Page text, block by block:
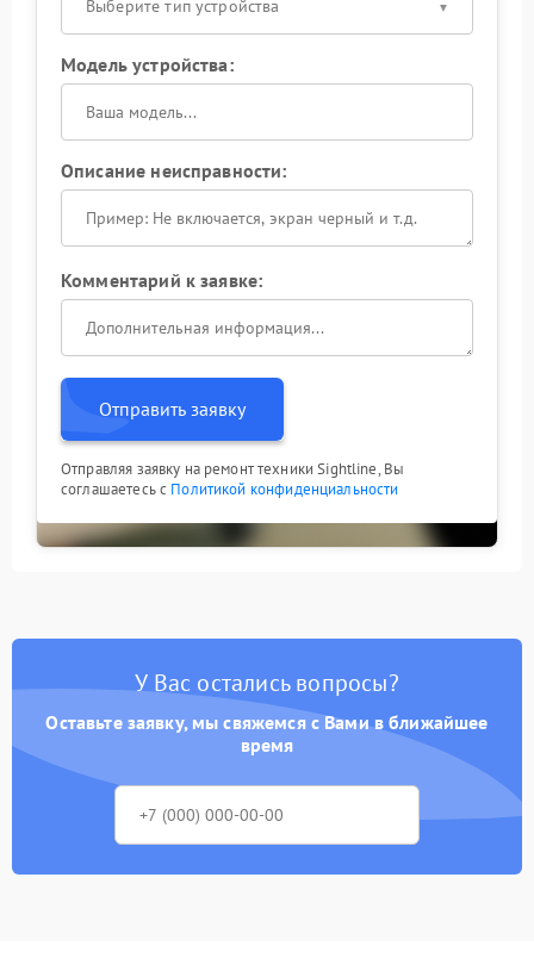
Выберите тип устройства
Модель устройства:
Описание неисправности:
Комментарий к заявке:
Отправить заявку
Отправляя заявку на ремонт техники Sightline, Вы
соглашаетесь с Политикой конфиденциальности
У Вас остались вопросы?
Оставьте заявку, мы свяжемся с Вами в ближайшее
время